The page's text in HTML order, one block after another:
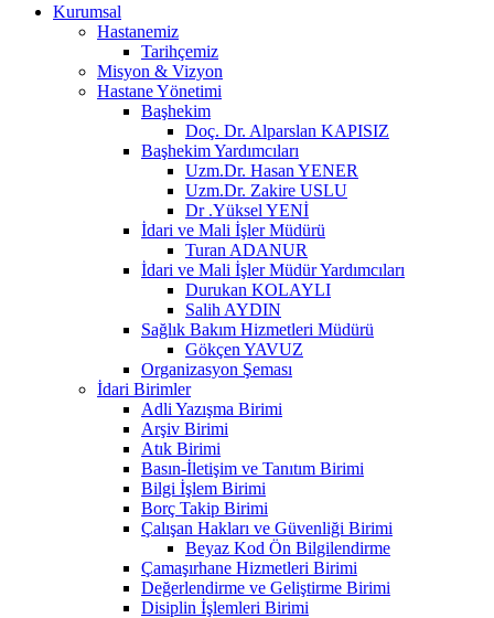
Kurumsal
Hastanemiz
Tarihçemiz
Misyon & Vizyon
Hastane Yönetimi
Başhekim
Doç. Dr. Alparslan KAPISIZ
Başhekim Yardımcıları
Uzm.Dr. Hasan YENER
Uzm.Dr. Zakire USLU
Dr .Yüksel YENİ
İdari ve Mali İşler Müdürü
Turan ADANUR
İdari ve Mali İşler Müdür Yardımcıları
Durukan KOLAYLI
Salih AYDIN
Sağlık Bakım Hizmetleri Müdürü
Gökçen YAVUZ
Organizasyon Şeması
İdari Birimler
Adli Yazışma Birimi
Arşiv Birimi
Atık Birimi
Basın-İletişim ve Tanıtım Birimi
Bilgi İşlem Birimi
Borç Takip Birimi
Çalışan Hakları ve Güvenliği Birimi
Beyaz Kod Ön Bilgilendirme
Çamaşırhane Hizmetleri Birimi
Değerlendirme ve Geliştirme Birimi
Disiplin İşlemleri Birimi